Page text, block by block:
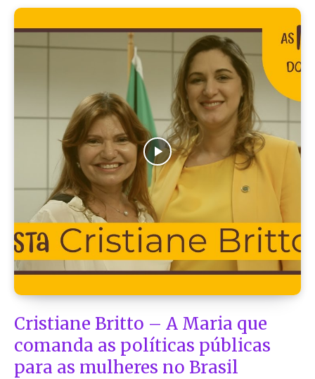
Cristiane Britto – A Maria que
comanda as políticas públicas
para as mulheres no Brasil